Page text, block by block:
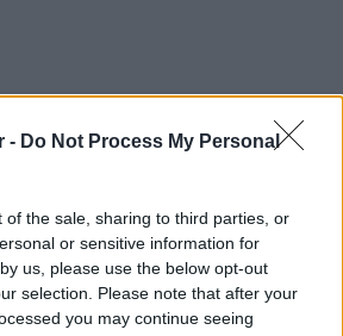
- Do Not Process My Personal
of the sale, sharing to third parties, or
or sensitive information for
us, please use the below opt-out
selection. Please note that after your
you may continue seeing
τελικό σκορ του Παγκοσμίου